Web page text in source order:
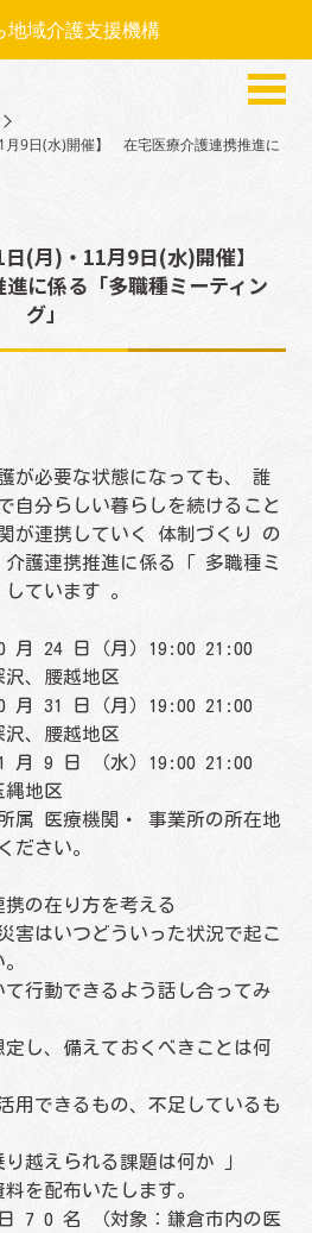
地域介護支援機構
月9日(水)開催】 在宅医療介護連携推進に
日(月)・11月9日(水)開催】
に係る「多職種ミーティン
グ」
が必要な状態になっても、 誰
自分らしい暮らしを続けること
が連携していく 体制づくり の
護連携推進に係る「 多職種ミ
ています 。
月 24 日（月）19:00 21:00
沢、腰越地区
月 31 日（月）19:00 21:00
沢、腰越地区
月 9 日 （水）19:00 21:00
縄地区
属 医療機関・ 事業所の所在地
ださい。
の在り方を考える
害はいつどういった状況で起こ
行動できるよう話し合ってみ
し、備えておくべきことは何
用できるもの、不足しているも
り越えられる課題は何か 」
を配布いたします。
7 0 名 （対象：鎌倉市内の医